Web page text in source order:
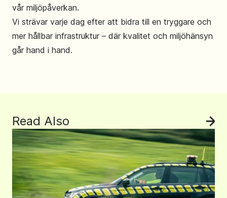
vår miljöpåverkan.
Vi strävar varje dag efter att bidra till en tryggare och
mer hållbar infrastruktur – där kvalitet och miljöhänsyn
går hand i hand.
Read Also Se